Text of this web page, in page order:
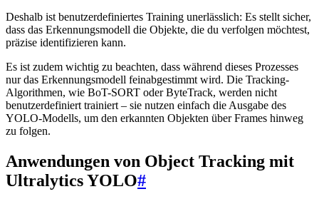
Deshalb ist benutzerdefiniertes Training unerlässlich: Es stellt sicher,
dass das Erkennungsmodell die Objekte, die du verfolgen möchtest,
präzise identifizieren kann.
Es ist zudem wichtig zu beachten, dass während dieses Prozesses
nur das Erkennungsmodell feinabgestimmt wird. Die Tracking-
Algorithmen, wie BoT-SORT oder ByteTrack, werden nicht
benutzerdefiniert trainiert – sie nutzen einfach die Ausgabe des
YOLO-Modells, um den erkannten Objekten über Frames hinweg
zu folgen.
Anwendungen von Object Tracking mit
Ultralytics YOLO#